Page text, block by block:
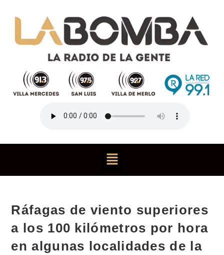
Ráfagas de viento superiores
a los 100 kilómetros por hora
en algunas localidades de la